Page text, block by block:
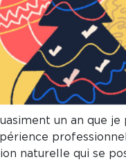
un an que je
naturelle qui se